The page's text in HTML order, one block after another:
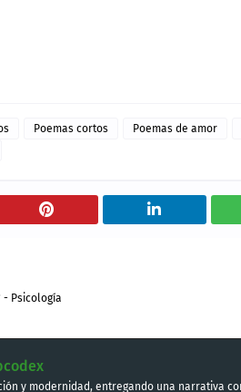
Poemas cortos Poemas de amor
- Psicología
y modernidad, entregando una narrativa